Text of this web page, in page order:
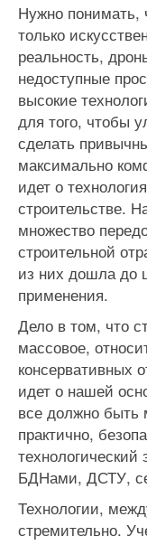
Нужно понимать,
только
реальность,
недоступные
высокие
для того, чтобы
сделать
максимально
идет о
строительстве.
множество
строительной
из них дошла до
применения.
Дело в том, что
массовое,
консервативных
идет о нашей
все должно быть
практично,
технологический
БДНами, ДСТУ,
Технологии,
стремительно.